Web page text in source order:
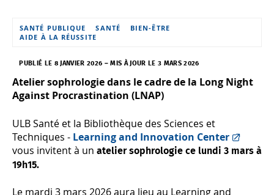
SANTÉ PUBLIQUE SANTÉ
BIEN-ÊTRE
AIDE À LA RÉUSSITE
PUBLIÉ LE 8 JANVIER 2026 – MIS À JOUR LE 3 MARS 2026
Atelier sophrologie dans le cadre de la Long Night
Against Procrastination (LNAP)
ULB Santé et la Bibliothèque des Sciences et
Techniques - Learning and Innovation Center
vous invitent à un atelier sophrologie ce lundi 3 mars à
19h15.
Le mardi 3 mars 2026 aura lieu au Learning and